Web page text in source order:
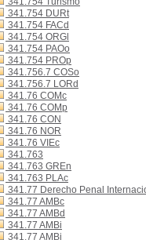
341.754 DURt
341.754 FACd
341.754 ORGl
341.754 PAOo
341.754 PROp
341.756.7 COSo
341.756.7 LORd
341.76 COMc
341.76 COMp
341.76 CON
341.76 NOR
341.76 VIEc
341.763
341.763 GREn
341.763 PLAc
341.77 Derecho Penal
341.77 AMBc
341.77 AMBd
341.77 AMBi
341.77 AMBj